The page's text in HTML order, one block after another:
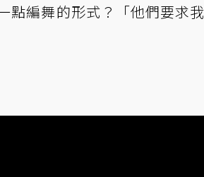
點編舞的形式？「他們要求我